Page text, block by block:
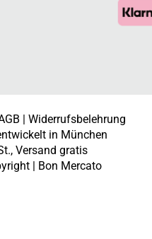
| Widerrufsbelehrung
in München
Versand gratis
| Bon Mercato